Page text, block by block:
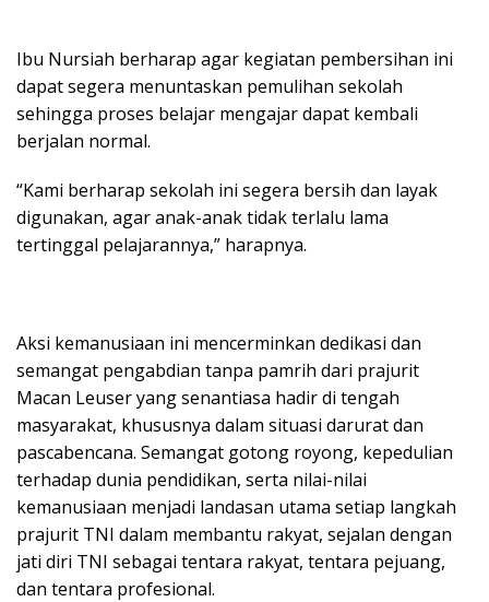
Ibu Nursiah berharap agar kegiatan pembersihan ini
dapat segera menuntaskan pemulihan sekolah
sehingga proses belajar mengajar dapat kembali
berjalan normal.
“Kami berharap sekolah ini segera bersih dan layak
digunakan, agar anak-anak tidak terlalu lama
tertinggal pelajarannya,” harapnya.
Aksi kemanusiaan ini mencerminkan dedikasi dan
semangat pengabdian tanpa pamrih dari prajurit
Macan Leuser yang senantiasa hadir di tengah
masyarakat, khususnya dalam situasi darurat dan
pascabencana. Semangat gotong royong, kepedulian
terhadap dunia pendidikan, serta nilai-nilai
kemanusiaan menjadi landasan utama setiap langkah
prajurit TNI dalam membantu rakyat, sejalan dengan
jati diri TNI sebagai tentara rakyat, tentara pejuang,
dan tentara profesional.